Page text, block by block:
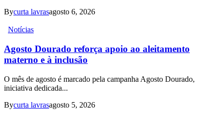
Bycurta lavrasagosto 6, 2026
Notícias
Agosto Dourado reforça apoio ao aleitamento
materno e à inclusão
O mês de agosto é marcado pela campanha Agosto Dourado,
iniciativa dedicada...
Bycurta lavrasagosto 5, 2026